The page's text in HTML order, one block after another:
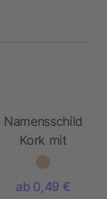
Namensschild
Kork mit
Anstecknadel
ab 0,49 €